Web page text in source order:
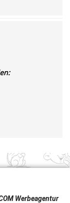
Werbeagentur